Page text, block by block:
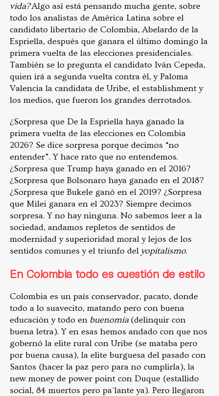
vida?Algo así está pensando mucha gente, sobre
todo los analistas de América Latina sobre el
candidato libertario de Colombia, Abelardo de la
Espriella, después que ganara el último domingo la
primera vuelta de las elecciones presidenciales.
También se lo pregunta el candidato Iván Cepeda,
quien irá a segunda vuelta contra él, y Paloma
Valencia la candidata de Uribe, el establishment y
los medios, que fueron los grandes derrotados.
¿Sorpresa que De la Espriella haya ganado la
primera vuelta de las elecciones en Colombia
2026? Se dice sorpresa porque decimos “no
entender”. Y hace rato que no entendemos.
¿Sorpresa que Trump haya ganado en el 2016?
¿Sorpresa que Bolsonaro haya ganado en el 2018?
¿Sorpresa que Bukele ganó en el 2019? ¿Sorpresa
que Milei ganara en el 2023? Siempre decimos
sorpresa. Y no hay ninguna. No sabemos leer a la
sociedad, andamos repletos de sentidos de
modernidad y superioridad moral y lejos de los
sentidos comunes y el triunfo del yopitalismo.
En Colombia todo es cuestión de estilo
Colombia es un país conservador, pacato, donde
todo a lo suavecito, matando pero con buena
educación y todo en buenomía (delinquir con
buena letra). Y en esas hemos andado con que nos
gobernó la elite rural con Uribe (se mataba pero
por buena causa), la elite burguesa del pasado con
Santos (hacer la paz pero para no cumplirla), la
new money de power point con Duque (estallido
social, 84 muertos pero pa´lante ya). Pero llegaron